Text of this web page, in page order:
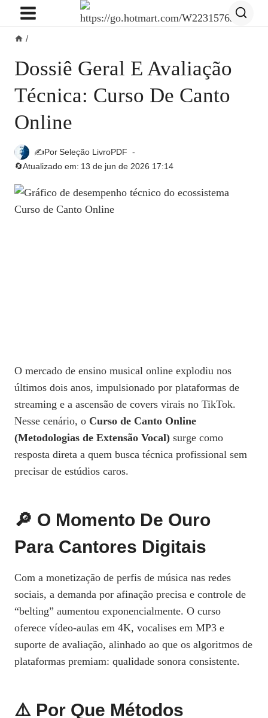
Pular
/
Dossiê Geral E Avaliação
Técnica: Curso De Canto
Online
✍️PorSeleção LivroPDF
🔄Atualizado em: 13 de jun de 2026 17:14
O mercado de ensino musical online explodiu nos
últimos dois anos, impulsionado por plataformas de
streaming e a ascensão de covers virais no TikTok.
Nesse cenário, o Curso de Canto Online
(Metodologias de Extensão Vocal) surge como
resposta direta a quem busca técnica profissional sem
precisar de estúdios caros.
🔎 O Momento De Ouro
Para Cantores Digitais
Com a monetização de perfis de música nas redes
sociais, a demanda por afinação precisa e controle de
“belting” aumentou exponencialmente. O curso
oferece vídeo‑aulas em 4K, vocalises em MP3 e
suporte de avaliação, alinhado ao que os algoritmos de
plataformas premiam: qualidade sonora consistente.
⚠️ Por Que Métodos